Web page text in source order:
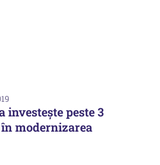
investeşte peste 3
modernizarea